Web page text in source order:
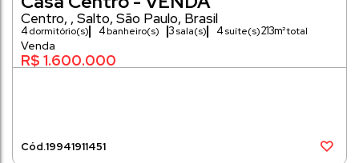
R$ 1.600.000
19941911451
Centro , Salto, São Paulo, Brasil
4dormitório(s) 4banheiro(s) 3sala(s) 4 suíte(s)213m²
339 ~ 33874m²